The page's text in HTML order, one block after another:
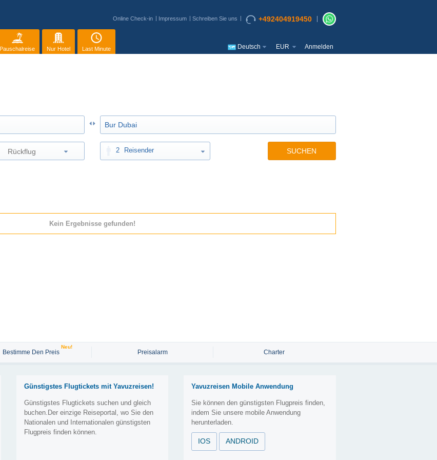
Online Check-in Impressum Schreiben Sie uns +492404919450
Pauschalreise Nur Hotel Last Minute Deutsch EUR Anmelden
2 Reisender SUCHEN
Kein Ergebnisse gefunden!
Bestimme Den Preis
Neu!
Preisalarm Charter
Günstigstes Flugtickets mit Yavuzreisen!
Günstigstes Flugtickets suchen und gleich
buchen.Der einzige Reiseportal, wo Sie den
Nationalen und Internationalen günstigsten
Flugpreis finden können.
Yavuzreisen Mobile Anwendung
Sie können den günstigsten Flugpreis finden,
indem Sie unsere mobile Anwendung
herunterladen.
IOS ANDROID